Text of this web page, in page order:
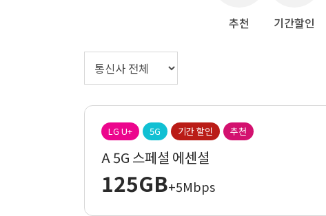
추천 기간할인
LG U+ 5G 기간 할인 추천
A 5G 스페셜 에센셜
125GB+5Mbps